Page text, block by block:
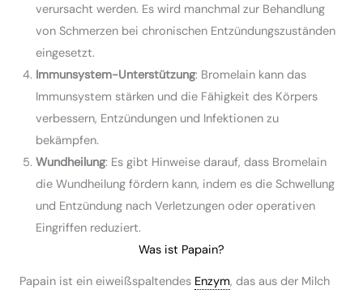
verursacht werden. Es wird manchmal zur Behandlung
von Schmerzen bei chronischen Entzündungszuständen
eingesetzt.
Immunsystem-Unterstützung: Bromelain kann das
Immunsystem stärken und die Fähigkeit des Körpers
verbessern, Entzündungen und Infektionen zu
bekämpfen.
Wundheilung: Es gibt Hinweise darauf, dass Bromelain
die Wundheilung fördern kann, indem es die Schwellung
und Entzündung nach Verletzungen oder operativen
Eingriffen reduziert.
Was ist Papain?
Papain ist ein eiweißspaltendes Enzym, das aus der Milch